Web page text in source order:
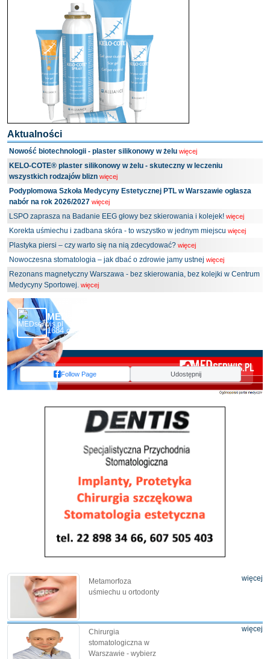
Aktualności
Nowość biotechnologii - plaster silikonowy w żelu więcej
KELO-COTE® plaster silikonowy w żelu - skuteczny w leczeniu
wszystkich rodzajów blizn więcej
Podyplomowa Szkoła Medycyny Estetycznej PTL w Warszawie ogłasza
nabór na rok 2026/2027 więcej
LSPO zaprasza na Badanie EEG głowy bez skierowania i kolejek! więcej
Korekta uśmiechu i zadbana skóra - to wszystko w jednym miejscu więcej
Plastyka piersi – czy warto się na nią zdecydować? więcej
Nowoczesna stomatologia – jak dbać o zdrowie jamy ustnej więcej
Rezonans magnetyczny Warszawa - bez skierowania, bez kolejki w Centrum
Medycyny Sportowej. więcej
MEDserwis.pl - Ogólnopolski Portal Medyczny
1684 obserwujących
Follow Page Udostępnij
Metamorfoza
uśmiechu u ortodonty
więcej
Chirurgia
stomatologiczna w
Warszawie - wybierz
więcej